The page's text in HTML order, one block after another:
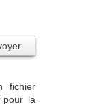
fichier
pour la